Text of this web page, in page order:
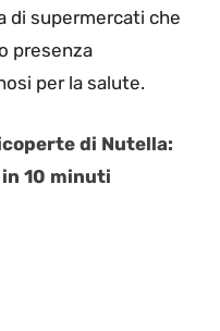
di supermercati che
presenza
per la salute.
di Nutella:
10 minuti